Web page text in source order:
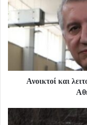
Ανοικτοί και